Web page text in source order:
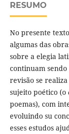
RESUMO
No presente
algumas das
sobre a elegia
continuam
revisão se
sujeito poético (o
poemas), com
evoluindo su
esses estudos